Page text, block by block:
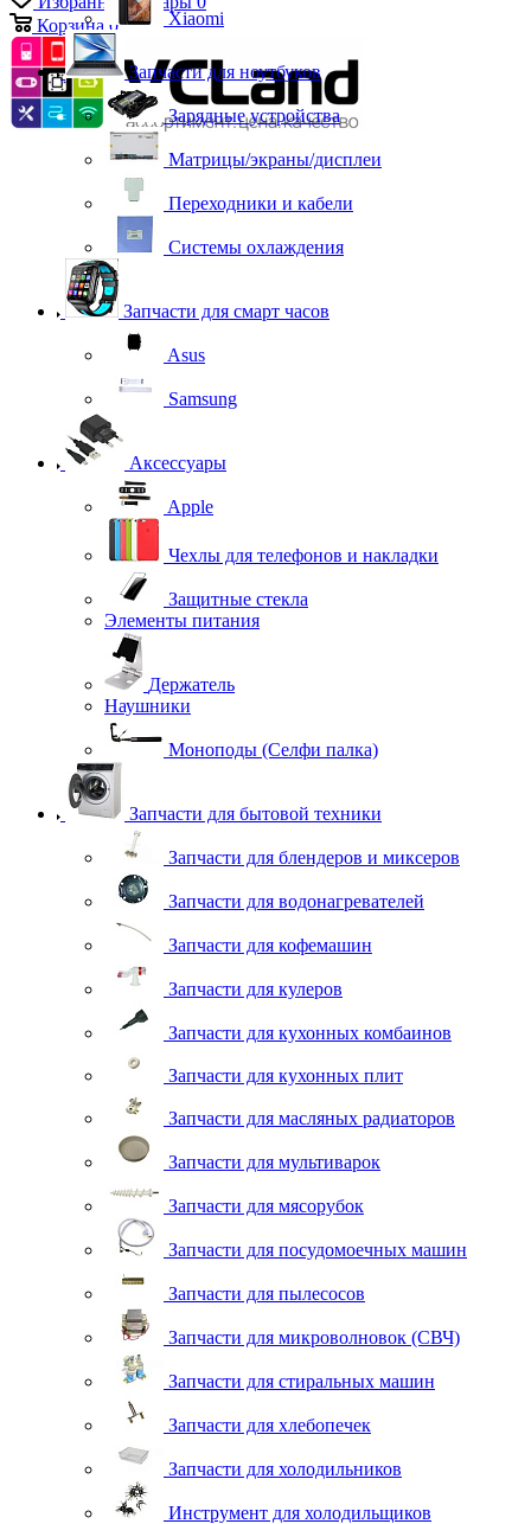
Корзина 0 Xiaomi
Запчасти для ноутбуков
Зарядные устройства
Матрицы/экраны/дисплеи
Переходники и кабели
Системы охлаждения
Запчасти для смарт часов
Asus
Samsung
Аксессуары
Apple
Чехлы для телефонов и накладки
Защитные стекла
Элементы питания
Держатель
Наушники
Моноподы (Селфи палка)
Запчасти для бытовой техники
Запчасти для блендеров и миксеров
Запчасти для водонагревателей
Запчасти для кофемашин
Запчасти для кулеров
Запчасти для кухонных комбаинов
Запчасти для кухонных плит
Запчасти для масляных радиаторов
Запчасти для мультиварок
Запчасти для мясорубок
Запчасти для посудомоечных машин
Запчасти для пылесосов
Запчасти для микроволновок (СВЧ)
Запчасти для стиральных машин
Запчасти для хлебопечек
Запчасти для холодильников
Инструмент для холодильщиков